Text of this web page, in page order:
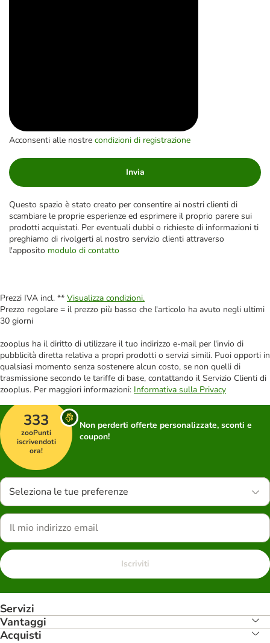
Acconsenti alle nostre condizioni di registrazione
Invia
Questo spazio è stato creato per consentire ai nostri clienti di
scambiare le proprie esperienze ed esprimere il proprio parere sui
prodotti acquistati. Per eventuali dubbi o richieste di informazioni ti
preghiamo di rivolgerti al nostro servizio clienti attraverso
l'apposito modulo di contatto
Prezzi IVA incl. ** Visualizza condizioni.
Prezzo regolare = il prezzo più basso che l'articolo ha avuto negli ultimi
30 giorni
zooplus ha il diritto di utilizzare il tuo indirizzo e-mail per l'invio di
pubblicità diretta relativa a propri prodotti o servizi simili. Puoi opporti in
qualsiasi momento senza sostenere alcun costo, se non quelli di
trasmissione secondo le tariffe di base, contattando il Servizio Clienti di
zooplus. Per maggiori informazioni: Informativa sulla Privacy
333
zooPunti
iscrivendoti
ora!
Non perderti offerte personalizzate, sconti e
coupon!
Seleziona le tue preferenze
Iscriviti
Servizi
Vantaggi
Acquisti